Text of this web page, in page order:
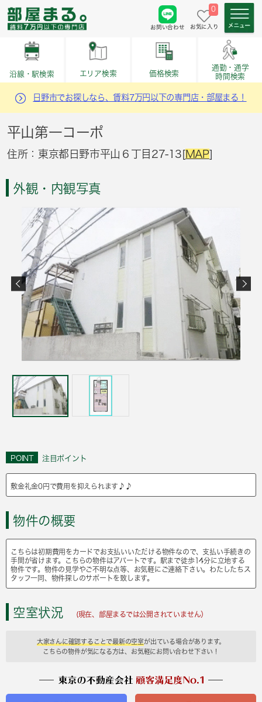
お問い合わせ
0
お気に入り
沿線・駅検索 エリア検索 価格検索
通勤・通学
時間検索
日野市でお探しなら、賃料7万円以下の専門店・部屋まる！
平山第一コーポ
住所：東京都日野市平山６丁目27-13[MAP]
外観・内観写真
POINT 注目ポイント
敷金礼金0円で費用を抑えられます♪♪
物件の概要
こちらは初期費用をカードでお支払いいただける物件なので、支払い手続きの
手間が省けます。こちらの物件はアパートです。駅まで徒歩14分に立地する
物件です。物件の見学やご不明な点等、お気軽にご連絡下さい。わたしたちス
タッフ一同、物件探しのサポートを致します。
空室状況 (現在、部屋まるでは公開されていません）
大家さんに確認することで最新の空室が出ている場合があります。
こちらの物件が気になる方は、お気軽にお問い合わせ下さい！